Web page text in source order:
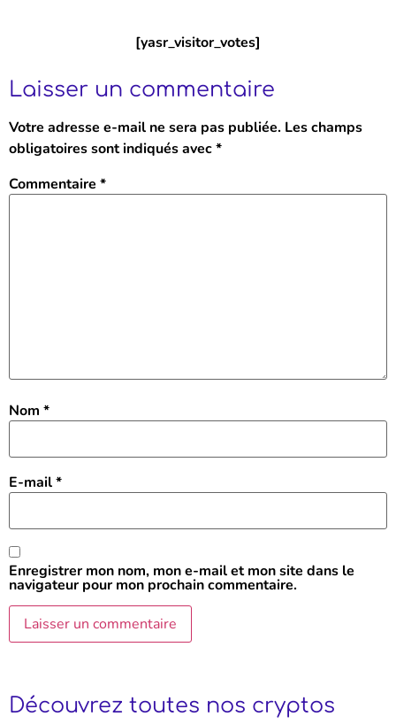
[yasr_visitor_votes]
Laisser un commentaire
Votre adresse e-mail ne sera pas publiée. Les champs
obligatoires sont indiqués avec*
Commentaire *
Nom *
E-mail*
Enregistrer mon nom, mon e-mail et mon site dans le
navigateur pour mon prochain commentaire.
Découvrez toutes nos cryptos